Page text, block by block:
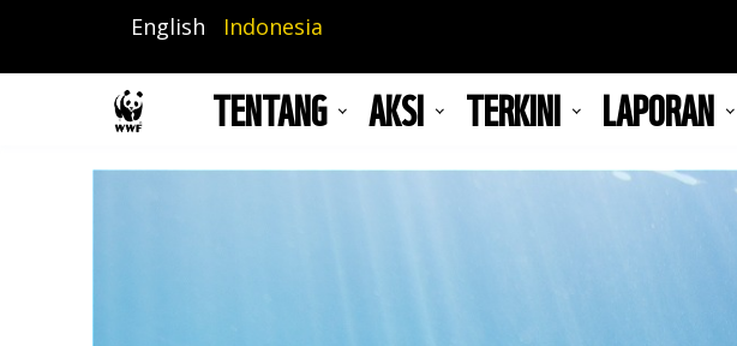
isi
English Indonesia
TENTANG AKSI TERKINI LAPORAN